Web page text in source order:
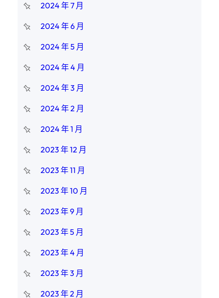
2024 年 7 月
2024 年 6 月
2024 年 5 月
2024 年 4 月
2024 年 3 月
2024 年 2 月
2024 年 1 月
2023 年 12 月
2023 年 11 月
2023 年 10 月
2023 年 9 月
2023 年 5 月
2023 年 4 月
2023 年 3 月
2023 年 2 月